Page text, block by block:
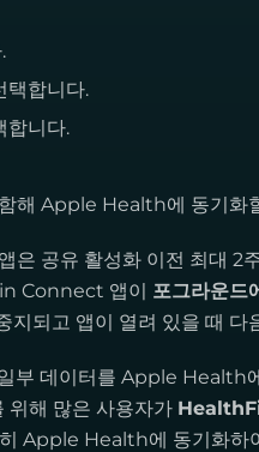
택합니다.
합니다.
해 Apple Health에 동기화
은 공유 활성화 이전 최대 2
Connect 앱이 포그라운드
지되고 앱이 열려 있을 때 다
데이터를 Apple Health
위해 많은 사용자가
Apple Health에 동기화